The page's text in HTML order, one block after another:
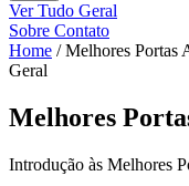
Ver Tudo Geral
Sobre Contato
Home / Melhores Portas
Geral
Melhores
Introdução às Melhores